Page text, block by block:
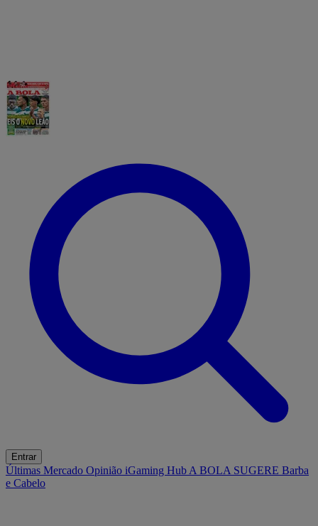
Entrar
Últimas Mercado Opinião iGaming Hub A BOLA SUGERE Barba
e Cabelo